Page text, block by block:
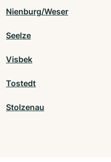
Nienburg/Weser
Seelze
Visbek
Tostedt
Stolzenau